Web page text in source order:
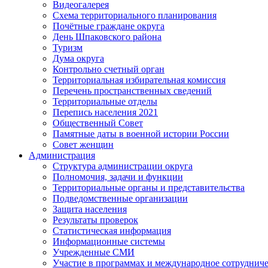
Видеогалерея
Схема территориального планирования
Почётные граждане округа
День Шпаковского района
Туризм
Дума округа
Контрольно счетный орган
Территориальная избирательная комиссия
Перечень пространственных сведений
Территориальные отделы
Перепись населения 2021
Общественный Совет
Памятные даты в военной истории России
Совет женщин
Администрация
Структура администрации округа
Полномочия, задачи и функции
Территориальные органы и представительства
Подведомственные организации
Защита населения
Результаты проверок
Статистическая информация
Информационные системы
Учрежденные СМИ
Участие в программах и международное